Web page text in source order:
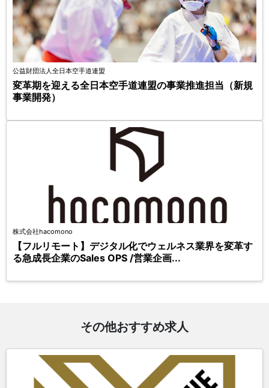
公益財団法人全日本空手道連盟
変革期を迎える全日本空手道連盟の事業推進担当（新規
事業開発）
株式会社hacomono
【フルリモート】デジタル化でウェルネス業界を変革す
る急成長企業のSales OPS /営業企画...
その他おすすめ求人